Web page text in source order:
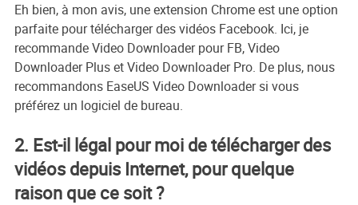
Eh bien, à mon avis, une extension Chrome est une option
parfaite pour télécharger des vidéos Facebook. Ici, je
recommande Video Downloader pour FB, Video
Downloader Plus et Video Downloader Pro. De plus, nous
recommandons EaseUS Video Downloader si vous
préférez un logiciel de bureau.
2. Est-il légal pour moi de télécharger des
vidéos depuis Internet, pour quelque
raison que ce soit ?